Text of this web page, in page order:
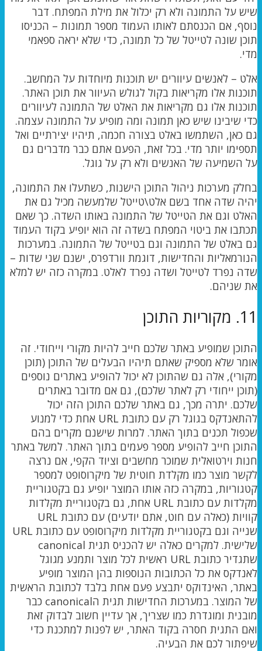
שיש על התמונה ולא רק יכלול את מילת המפתח. דבר
נוסף, אם הכנסתם לאותו העמוד מספר תמונות – הכניסו
תוכן שונה לטייטל של כל תמונה, כדי שלא יראה ספאמי
מדי.
אלט – לאנשים עיוורים יש תוכנות מיוחדות על המחשב.
תוכנות אלו מקריאות בקול לגולש העיוור את תוכן האתר.
תוכנות אלו גם מקריאות את האלט של התמונה לעיוורים
כדי שיבינו שיש כאן תמונה ומה מופיע על התמונה עצמה.
גם כאן, השתמשו באלט בצורה חכמה, תיהיו יצירתיים ואל
תספימו יותר מדי. בכל זאת, הפעם אתם כבר מדברים גם
על השמיעה של האנשים ולא רק על גוגל.
בחלק מערכות ניהול התוכן הישנות, כשתעלו את התמונה,
יהיה שדה אחד בשם אלט\טייטל שלמעשה מכיל גם את
האלט וגם את הטייטל של התמונה באותו השדה. כך שאם
תכתבו את ביטוי המפתח בשדה זה הוא יופיע בקוד העמוד
גם באלט של התמונה וגם בטייטל של התמונה. במערכות
הנורמאליות והחדישות, דוגמת וורדפרס, ישנם שני שדות –
שדה נפרד לטייטל ושדה נפרד לאלט. במקרה כזה יש למלא
את שניהם.
11. מקוריות התוכן
התוכן שמופיע באתר שלכם חייב להיות מקורי וייחודי. זה
אומר שלא מספיק שאתם תיהיו הבעלים של התוכן (תוכן
מקורי), אלה גם שהתוכן לא יכול להופיע באתרים נוספים
(תוכן ייחודי רק לאתר שלכם), גם אם מדובר באתרים
שלכם. יתרה מכך, גם באתר שלכם התוכן הזה יכול
להתאנדקס בגוגל רק עם כתובת URL אחת כדי למנוע
שכפול תכנים בתוך האתר. למרות שישנם מקרים בהם
התוכן חייב להופיע מספר פעמים בתוך האתר. למשל באתר
חנות וירטואלית שמוכר מחשבים וציוד הקפי, אם נרצה
לקשר מוצר כמו מקלדת חוטית של מיקרוסופט למספר
קטגוריות, במקרה כזה אותו המוצר יופיע גם בקטגוריית
מקלדות עם כתובת URL אחת, גם בקטגוריית מקלדות
קוויות (כאלה עם חוט, אתם יודעים) עם כתובת URL
שנייה וגם בקטגוריית מקלדות מיקרוסופט עם כתובת URL
שלישית. למקרים כאלה יש להכניס תגית canonical
שתגדיר כתובת URL ראשית לכל מוצר ותמנע מגוגל
לאנדקס את כל הכתובות הנוספות בהן המוצר מופיע
באתר, האינדוקס יתבצע פעם אחת בלבד לכתובת הראשית
של המוצר. במערכות החדישות תגית הcanonical כבר
מובנית ומוגדרת כמו שצריך, אך עדיין חשוב לבדוק זאת
ואם התגית חסרה בקוד האתר, יש לפנות למתכנת כדי
שיפתור לכם את הבעיה.